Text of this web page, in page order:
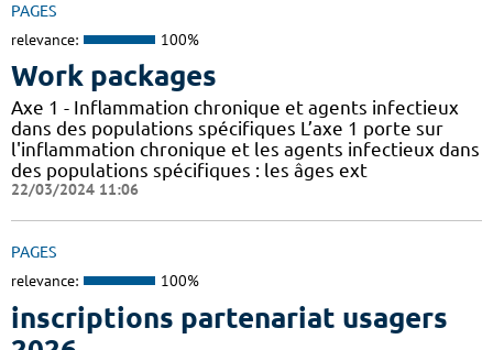
PAGES
relevance: 100%
Work packages
Axe 1 - Inflammation chronique et agents infectieux
dans des populations spécifiques L’axe 1 porte sur
l'inflammation chronique et les agents infectieux dans
des populations spécifiques : les âges ext
22/03/2024 11:06
PAGES
relevance: 100%
inscriptions partenariat usagers